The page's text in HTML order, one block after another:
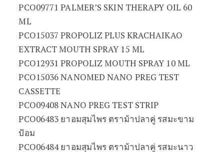
PCO09771 PALMER’S SKIN THERAPY OIL 60
ML
PCO15037 PROPOLIZ PLUS KRACHAIKAO
EXTRACT MOUTH SPRAY 15 ML
PCO12931 PROPOLIZ MOUTH SPRAY 10 ML
PCO15036 NANOMED NANO PREG TEST
CASSETTE
PCO09408 NANO PREG TEST STRIP
PCO06483 ยาอมสุมไพร ตราม้าปลาคู่ รสมะขาม
ป้อม
PCO06484 ยาอมสุมไพร ตราม้าปลาคู่ รสมะนาว